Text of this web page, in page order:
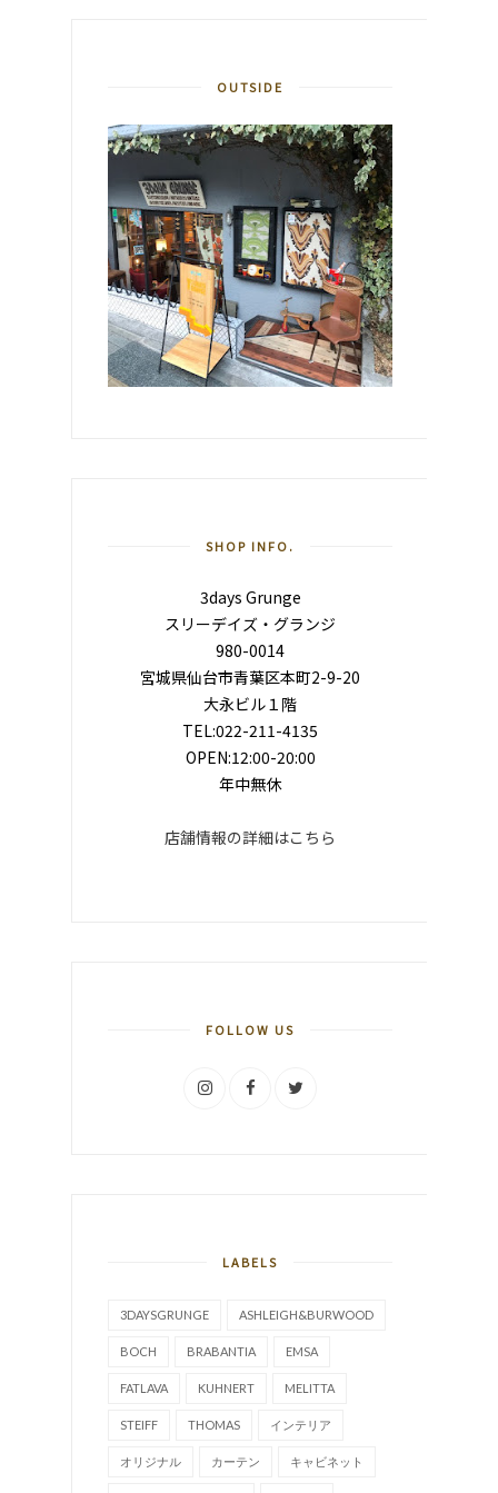
OUTSIDE
SHOP INFO.
3days Grunge
スリーデイズ・グランジ
980-0014
宮城県仙台市青葉区本町2-9-20
大永ビル１階
TEL:022-211-4135
OPEN:12:00-20:00
年中無休
店舗情報の詳細はこちら
FOLLOW US
LABELS
3DAYSGRUNGE ASHLEIGH&BURWOOD
BOCH BRABANTIA EMSA
FATLAVA KUHNERT MELITTA
STEIFF THOMAS インテリア
オリジナル カーテン キャビネット